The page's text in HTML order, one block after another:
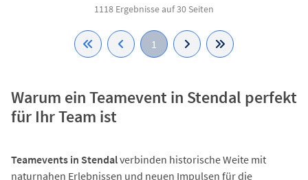
1118 Ergebnisse auf 30 Seiten
1
Warum ein Teamevent in Stendal perfekt
für Ihr Team ist
Teamevents in Stendalverbinden historische Weite mit
naturnahen Erlebnissen und neuen Impulsen für die